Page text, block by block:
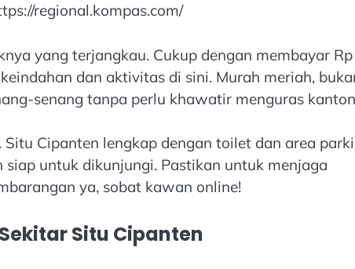
regional.kompas.com/
yang terjangkau. Cukup dengan membayar Rp
dan aktivitas di sini. Murah meriah,
senang tanpa perlu khawatir menguras
Cipanten lengkap dengan toilet dan area
siap untuk dikunjungi. Pastikan untuk menjaga
ya, sobat kawan online!
Situ Cipanten